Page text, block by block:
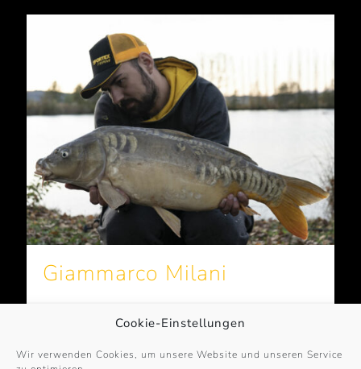
Cookie-Einstellungen
Wir verwenden Cookies, um unsere Website und unseren Service
Giammarco Milani